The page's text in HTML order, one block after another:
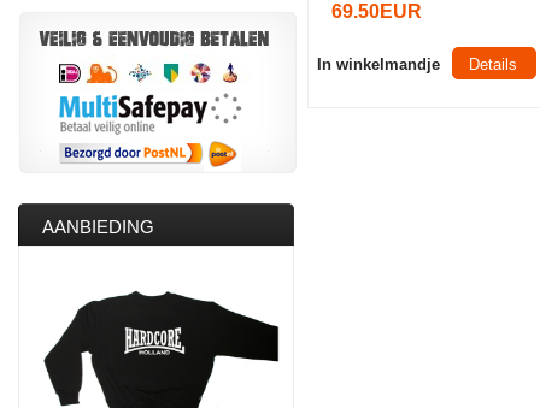
69.50EUR
In winkelmandje Details
AANBIEDING